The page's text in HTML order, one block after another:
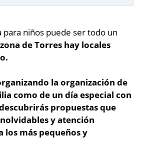
para niños puede ser todo un
de Torres hay locales
la organización de
como de un día especial con
propuestas que
y atención
los más pequeños y